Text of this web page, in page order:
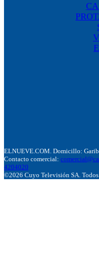
ELNUEVE.COM. Domicillo:
Contacto comercial:
4204020
©2026 Cuyo Televisión SA. Todos